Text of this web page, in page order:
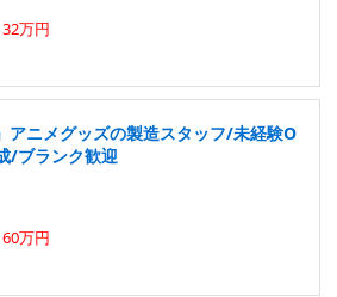
万円
アニメグッズの製造スタッフ/未経験O
/ブランク歓迎
万円